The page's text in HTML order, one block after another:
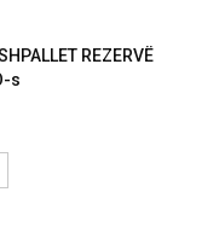
REZERVË
s